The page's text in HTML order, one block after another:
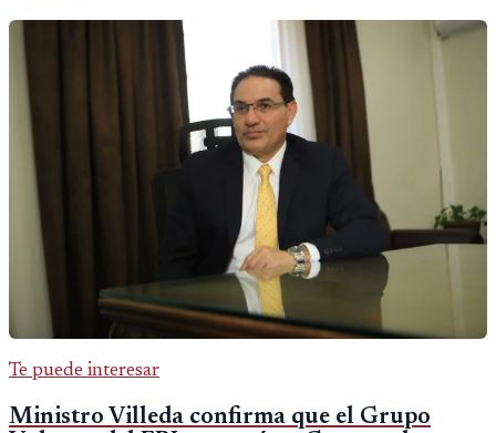
Te puede interesar
Ministro Villeda confirma que el Grupo